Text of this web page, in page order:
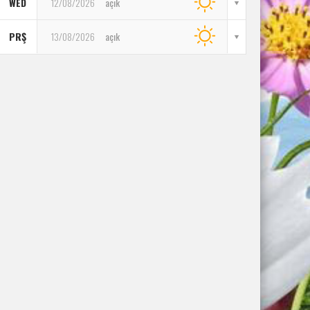
PRŞ 13/08/2026 açık